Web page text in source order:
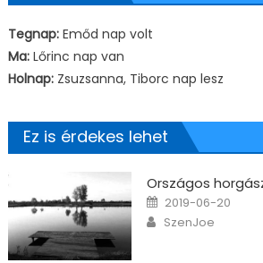
Tegnap: Emőd nap volt
Ma: Lőrinc nap van
Holnap: Zsuzsanna, Tiborc nap lesz
Ez is érdekes lehet
Országos
Posted on
2019-06-20
Author
SzenJoe